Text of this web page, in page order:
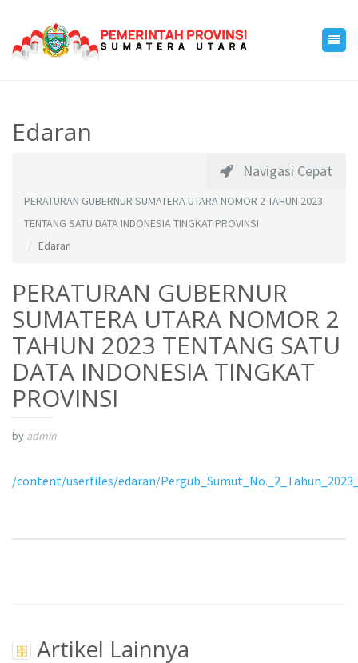
Edaran
Navigasi Cepat
PERATURAN GUBERNUR SUMATERA UTARA NOMOR 2 TAHUN 2023
TENTANG SATU DATA INDONESIA TINGKAT PROVINSI
Edaran
PERATURAN GUBERNUR
SUMATERA UTARA NOMOR 2
TAHUN 2023 TENTANG SATU
DATA INDONESIA TINGKAT
PROVINSI
by admin
/content/userfiles/edaran/
Artikel Lainnya